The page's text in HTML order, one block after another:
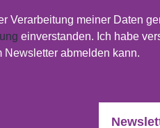
Verarbeitung meiner Daten
einverstanden. Ich habe
Newsletter abmelden kann.